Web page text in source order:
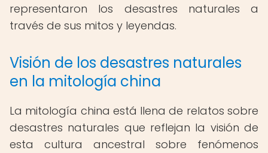
representaron los desastres naturales a
través de sus mitos y leyendas.
Visión de los desastres naturales
en la mitología china
La mitología china está llena de relatos sobre
desastres naturales que reflejan la visión de
esta cultura ancestral sobre fenómenos